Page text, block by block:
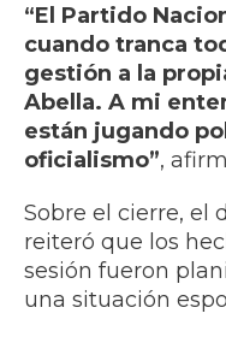
“El Partido
cuando tranca
gestión a la
Abella. A mi
están jugando
oficialismo”,
Sobre el cierre, el
reiteró que los
sesión fueron
una situación